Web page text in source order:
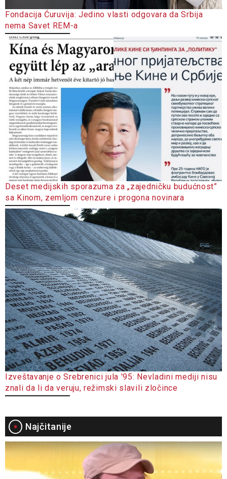
Fondacija Ćuruvija: Jedino vlasti odgovara da Srbija
nema Savet REM-a
Deset medijskih sporazuma za „zajedničku budućnost”
sa Kinom, zemljom cenzure i progona novinara
Izveštavanje o Srebrenici jula '95: Nevladini mediji nisu
znali da li da veruju, režimski slavili zločince
Najčitanije